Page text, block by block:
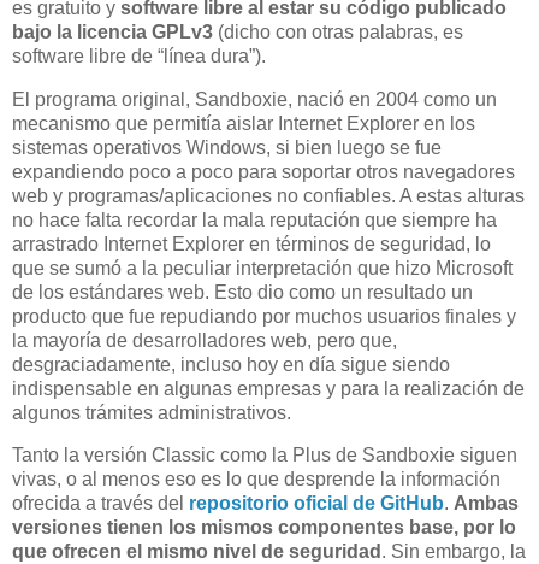
es gratuito y software libre al estar su código publicado
bajo la licencia GPLv3 (dicho con otras palabras, es
software libre de “línea dura”).
El programa original, Sandboxie, nació en 2004 como un
mecanismo que permitía aislar Internet Explorer en los
sistemas operativos Windows, si bien luego se fue
expandiendo poco a poco para soportar otros navegadores
web y programas/aplicaciones no confiables. A estas alturas
no hace falta recordar la mala reputación que siempre ha
arrastrado Internet Explorer en términos de seguridad, lo
que se sumó a la peculiar interpretación que hizo Microsoft
de los estándares web. Esto dio como un resultado un
producto que fue repudiando por muchos usuarios finales y
la mayoría de desarrolladores web, pero que,
desgraciadamente, incluso hoy en día sigue siendo
indispensable en algunas empresas y para la realización de
algunos trámites administrativos.
Tanto la versión Classic como la Plus de Sandboxie siguen
vivas, o al menos eso es lo que desprende la información
ofrecida a través del repositorio oficial de GitHub. Ambas
versiones tienen los mismos componentes base, por lo
que ofrecen el mismo nivel de seguridad . Sin embargo, la